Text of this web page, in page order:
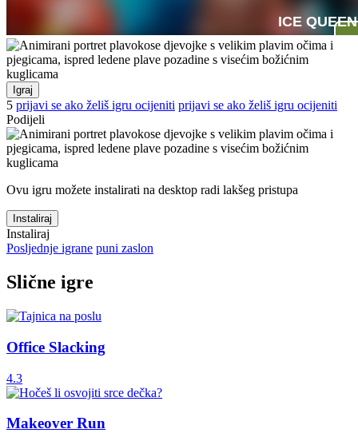
Igraj
5 prijavi se ako želiš igru ocijeniti prijavi se ako želiš igru ocijeniti
Podijeli
Ovu igru možete instalirati na desktop radi lakšeg pristupa
Instaliraj
Instaliraj
Posljednje igrane puni zaslon
Slične igre
Office Slacking
4.3
Makeover Run